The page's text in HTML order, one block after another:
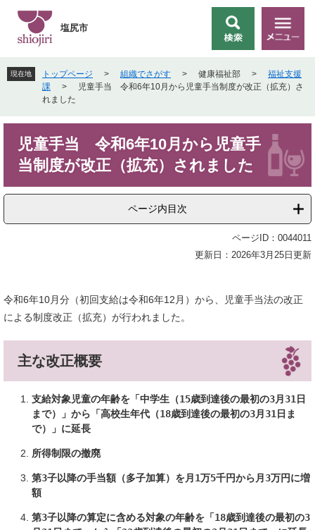
先
頭
。
を
飛
て
索
メ
ニ
ー
塩尻市
現在地 トップページ > 組織でさがす > 健康福祉部 >
福祉支援
課
>
児童手当 令和6年10月から児童手当制度が改正（拡充）さ
れました
児童手当 令和6年10月から児童手
当制度が改正（拡充）されました
ページ内目次
ページID：0044011
更新日：2026年3月25日更新
​令和6年10月分（初回支給は令和6年12月）から、児童手当法の改正
による制度改正（拡充）が行われました。
主な改正概要
支給対象児童の年齢を「中学生（15歳到達後の最初の3月31日
まで）」から「高校生年代（18歳到達後の最初の3月31日ま
で）」に延長
所得制限の撤廃
第3子以降の手当額（多子加算）を月1万5千円から月3万円に増
額
第3子以降の算定に含める対象の年齢を「18歳到達後の最初の3